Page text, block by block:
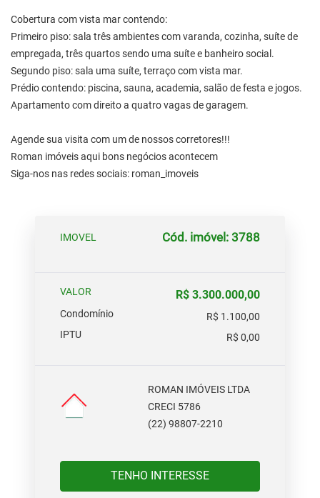
Cobertura com vista mar contendo:
Primeiro piso: sala três ambientes com varanda, cozinha, suíte de
empregada, três quartos sendo uma suíte e banheiro social.
Segundo piso: sala uma suíte, terraço com vista mar.
Prédio contendo: piscina, sauna, academia, salão de festa e jogos.
Apartamento com direito a quatro vagas de garagem.
Agende sua visita com um de nossos corretores!!!
Roman imóveis aqui bons negócios acontecem
Siga-nos nas redes sociais: roman_imoveis
IMOVEL Cód. imóvel: 3788
VALOR R$ 3.300.000,00
Condomínio
R$ 1.100,00
IPTU
R$ 0,00
ROMAN IMÓVEIS LTDA
CRECI 5786
(22) 98807-2210
TENHO INTERESSE